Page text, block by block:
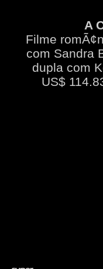
A
Filme
com Sandra
dupla com
US$